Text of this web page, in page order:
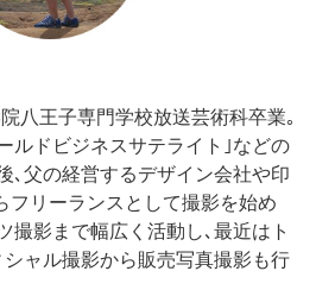
八王子専門学校放送芸術科卒業｡
ルドビジネスサテライト｣などの
､父の経営するデザイン会社や印
フリーランスとして撮影を始め
撮影まで幅広く活動し､最近はト
ャル撮影から販売写真撮影も行